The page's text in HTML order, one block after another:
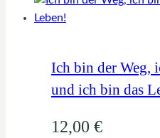
Ich bin der Weg,
und ich bin das
12,00 €